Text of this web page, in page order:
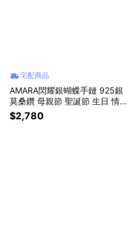
宅配商品
AMARA閃耀銀蝴蝶手鏈 925銀
莫桑鑽 母親節 聖誕節 生日 情人
節禮物
$2,780